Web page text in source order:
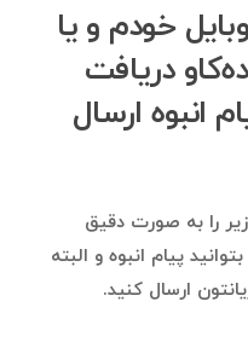
خودم و یا
دریافت
انبوه ارسال
را به صورت دقیق
پیام انبوه و البته
ارسال کنید.